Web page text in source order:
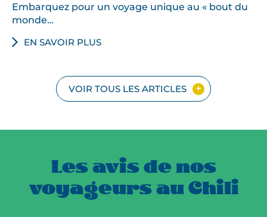
Embarquez pour un voyage unique au « bout du
monde…
EN SAVOIR PLUS
VOIR TOUS LES ARTICLES
Les avis de nos
voyageurs au Chili